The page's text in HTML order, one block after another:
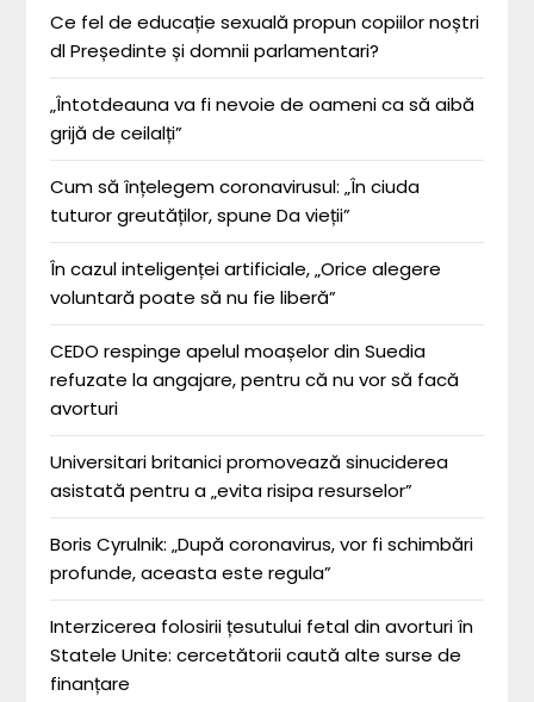
Ce fel de educație sexuală propun copiilor noștri
dl Președinte și domnii parlamentari?
„Întotdeauna va fi nevoie de oameni ca să aibă
grijă de ceilalți”
Cum să înțelegem coronavirusul: „În ciuda
tuturor greutăților, spune Da vieții”
În cazul inteligenței artificiale, „Orice alegere
voluntară poate să nu fie liberă”
CEDO respinge apelul moașelor din Suedia
refuzate la angajare, pentru că nu vor să facă
avorturi
Universitari britanici promovează sinuciderea
asistată pentru a „evita risipa resurselor”
Boris Cyrulnik: „După coronavirus, vor fi schimbări
profunde, aceasta este regula”
Interzicerea folosirii țesutului fetal din avorturi în
Statele Unite: cercetătorii caută alte surse de
finanțare